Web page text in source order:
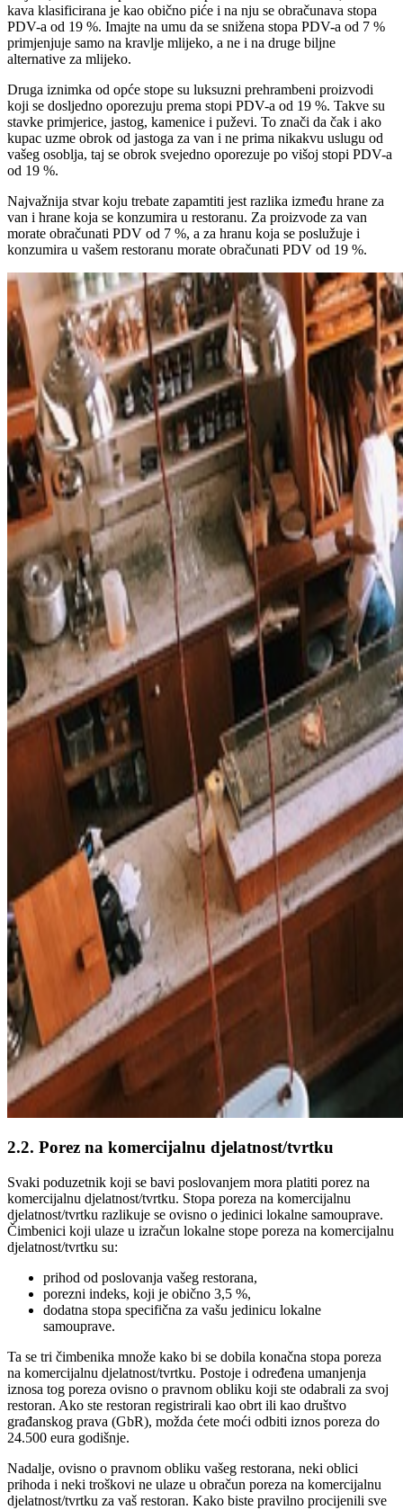
kava klasificirana je kao obično piće i na nju se obračunava stopa
PDV-a od 19 %. Imajte na umu da se snižena stopa PDV-a od 7 %
primjenjuje samo na kravlje mlijeko, a ne i na druge biljne
alternative za mlijeko.
Druga iznimka od opće stope su luksuzni prehrambeni proizvodi
koji se dosljedno oporezuju prema stopi PDV-a od 19 %. Takve su
stavke primjerice, jastog, kamenice i puževi. To znači da čak i ako
kupac uzme obrok od jastoga za van i ne prima nikakvu uslugu od
vašeg osoblja, taj se obrok svejedno oporezuje po višoj stopi PDV-a
od 19 %.
Najvažnija stvar koju trebate zapamtiti jest razlika između hrane za
van i hrane koja se konzumira u restoranu. Za proizvode za van
morate obračunati PDV od 7 %, a za hranu koja se poslužuje i
konzumira u vašem restoranu morate obračunati PDV od 19 %.
2.2. Porez na komercijalnu djelatnost/tvrtku
Svaki poduzetnik koji se bavi poslovanjem mora platiti porez na
komercijalnu djelatnost/tvrtku. Stopa poreza na komercijalnu
djelatnost/tvrtku razlikuje se ovisno o jedinici lokalne samouprave.
Čimbenici koji ulaze u izračun lokalne stope poreza na komercijalnu
djelatnost/tvrtku su:
prihod od poslovanja vašeg restorana,
porezni indeks, koji je obično 3,5 %,
dodatna stopa specifična za vašu jedinicu lokalne
samouprave.
Ta se tri čimbenika množe kako bi se dobila konačna stopa poreza
na komercijalnu djelatnost/tvrtku. Postoje i određena umanjenja
iznosa tog poreza ovisno o pravnom obliku koji ste odabrali za svoj
restoran. Ako ste restoran registrirali kao obrt ili kao društvo
građanskog prava (GbR), možda ćete moći odbiti iznos poreza do
24.500 eura godišnje.
Nadalje, ovisno o pravnom obliku vašeg restorana, neki oblici
prihoda i neki troškovi ne ulaze u obračun poreza na komercijalnu
djelatnost/tvrtku za vaš restoran. Kako biste pravilno procijenili sve